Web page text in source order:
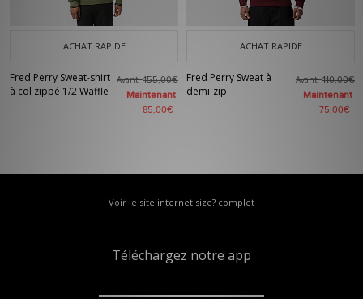
ACHAT RAPIDE
Fred Perry Sweat-shirt
à col zippé 1/2 Waffle
Avant155,00€
Maintenant
85,00€
ACHAT RAPIDE
Fred Perry Sweat à
demi-zip
Avant110,00€
Maintenant
75,00€
Voir le site internet size? complet
Téléchargez notre app